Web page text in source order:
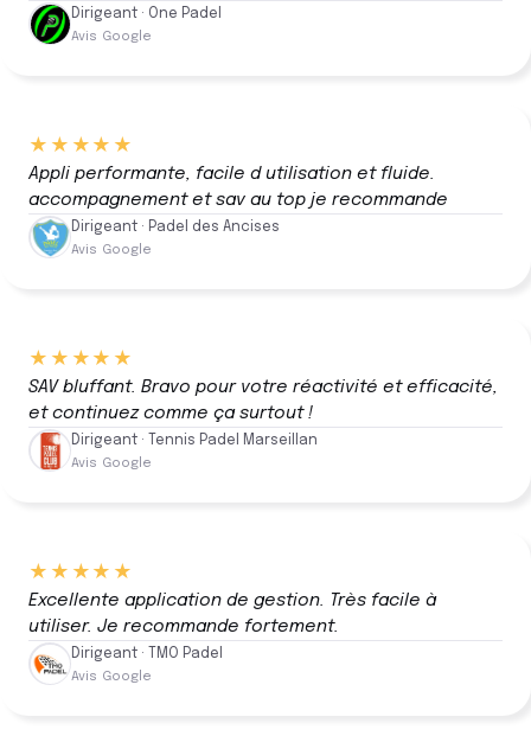
Dirigeant · One Padel
Avis Google
★★★★★
Appli performante, facile d utilisation et fluide.
accompagnement et sav au top je recommande
Dirigeant · Padel des Ancises
Avis Google
★★★★★
SAV bluffant. Bravo pour votre réactivité et efficacité,
et continuez comme ça surtout !
Dirigeant · Tennis Padel Marseillan
Avis Google
★★★★★
Excellente application de gestion. Très facile à
utiliser. Je recommande fortement.
Dirigeant · TMO Padel
Avis Google